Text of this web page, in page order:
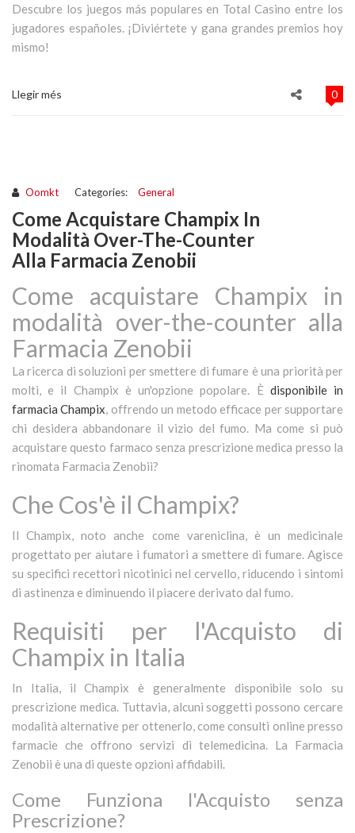
Descubre los juegos más populares en Total Casino entre los
jugadores españoles. ¡Diviértete y gana grandes premios hoy
mismo!
Llegir més 0
Oomkt Categories: General
Come Acquistare Champix In
Modalità Over-The-Counter
Alla Farmacia Zenobii
Come acquistare Champix in
modalità over-the-counter alla
Farmacia Zenobii
La ricerca di soluzioni per smettere di fumare è una priorità per
molti, e il Champix è un'opzione popolare. È disponibile in
farmacia Champix, offrendo un metodo efficace per supportare
chi desidera abbandonare il vizio del fumo. Ma come si può
acquistare questo farmaco senza prescrizione medica presso la
rinomata Farmacia Zenobii?
Che Cos'è il Champix?
Il Champix, noto anche come vareniclina, è un medicinale
progettato per aiutare i fumatori a smettere di fumare. Agisce
su specifici recettori nicotinici nel cervello, riducendo i sintomi
di astinenza e diminuendo il piacere derivato dal fumo.
Requisiti per l'Acquisto di
Champix in Italia
In Italia, il Champix è generalmente disponibile solo su
prescrizione medica. Tuttavia, alcuni soggetti possono cercare
modalità alternative per ottenerlo, come consulti online presso
farmacie che offrono servizi di telemedicina. La Farmacia
Zenobii è una di queste opzioni affidabili.
Come Funziona l'Acquisto senza
Prescrizione?